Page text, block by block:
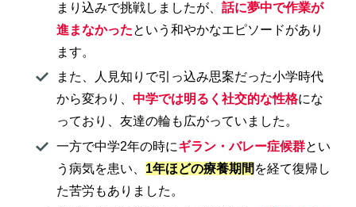
まり込みで挑戦しましたが、 話に夢中で作業が
進まなかったという和やかなエピソードがあり
ます。
また、人見知りで引っ込み思案だった小学時代
から変わり、 中学では明るく社交的な性格にな
っており、友達の輪も広がっていました。
一方で中学2年の時にギラン・バレー症候群とい
う病気を患い、 1年ほどの療養期間 を経て復帰し
た苦労もありました。